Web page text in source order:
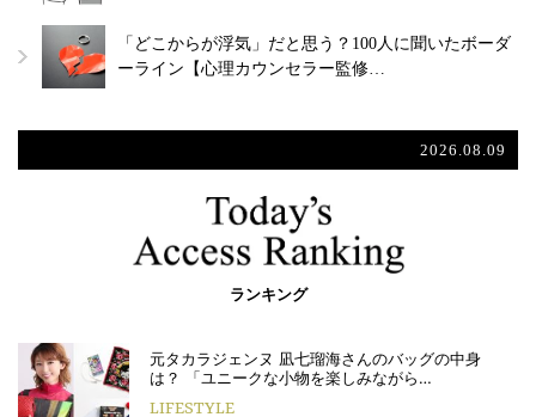
「どこからが浮気」だと思う？100人に聞いたボーダ
ーライン【心理カウンセラー監修…
2026.08.09
ランキング
元タカラジェンヌ 凪七瑠海さんのバッグの中身
は？ 「ユニークな小物を楽しみながら…
LIFESTYLE